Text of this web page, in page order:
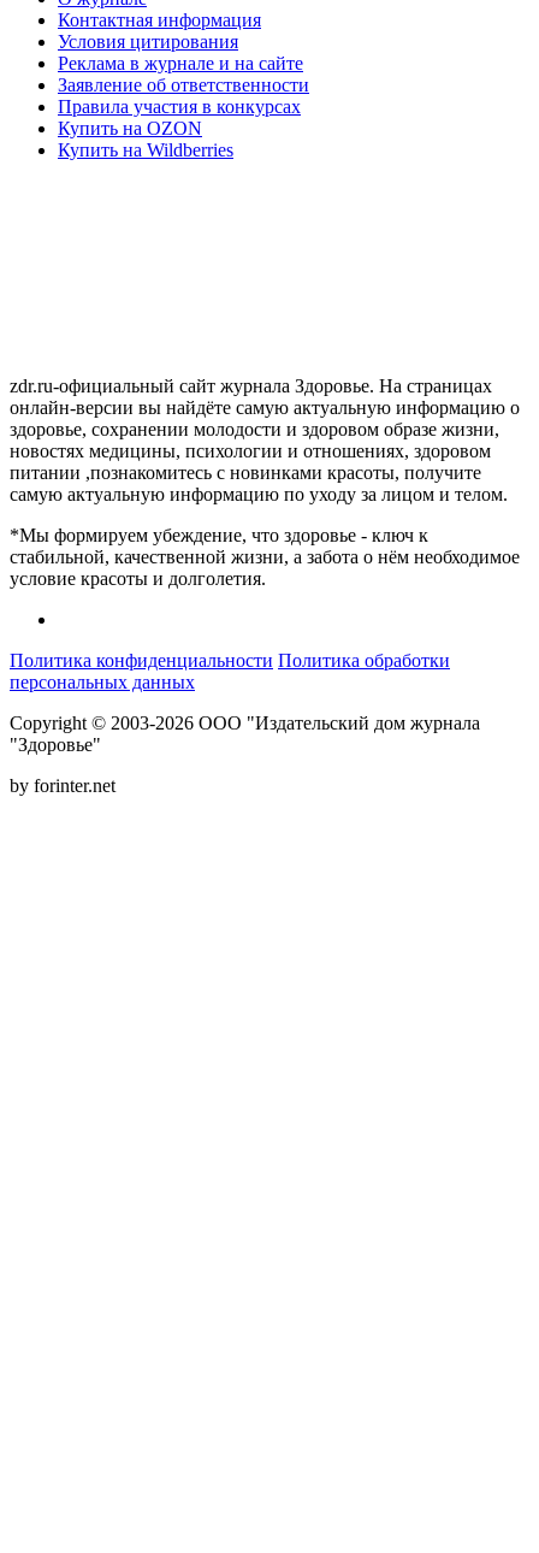
Контактная информация
Условия цитирования
Реклама в журнале и на сайте
Заявление об ответственности
Правила участия в конкурсах
Купить на OZON
Купить на Wildberries
zdr.ru-официальный сайт журнала Здоровье. На страницах
онлайн-версии вы найдёте самую актуальную информацию о
здоровье, сохранении молодости и здоровом образе жизни,
новостях медицины, психологии и отношениях, здоровом
питании ,познакомитесь с новинками красоты, получите
самую актуальную информацию по уходу за лицом и телом.
*Мы формируем убеждение, что здоровье - ключ к
стабильной, качественной жизни, а забота о нём необходимое
условие красоты и долголетия.
Политика конфиденциальности Политика обработки
персональных данных
Copyright © 2003-2026 ООО "Издательский дом журнала
"Здоровье"
by forinter.net